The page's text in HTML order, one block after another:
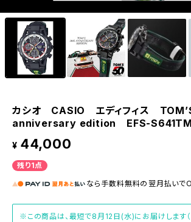
カシオ CASIO エディフィス
anniversary edition EFS-
¥ 44,000
残り1点
なら 手数料無料の 翌月払いで
※この商品は、最短で8月12日(水)にお届けします（